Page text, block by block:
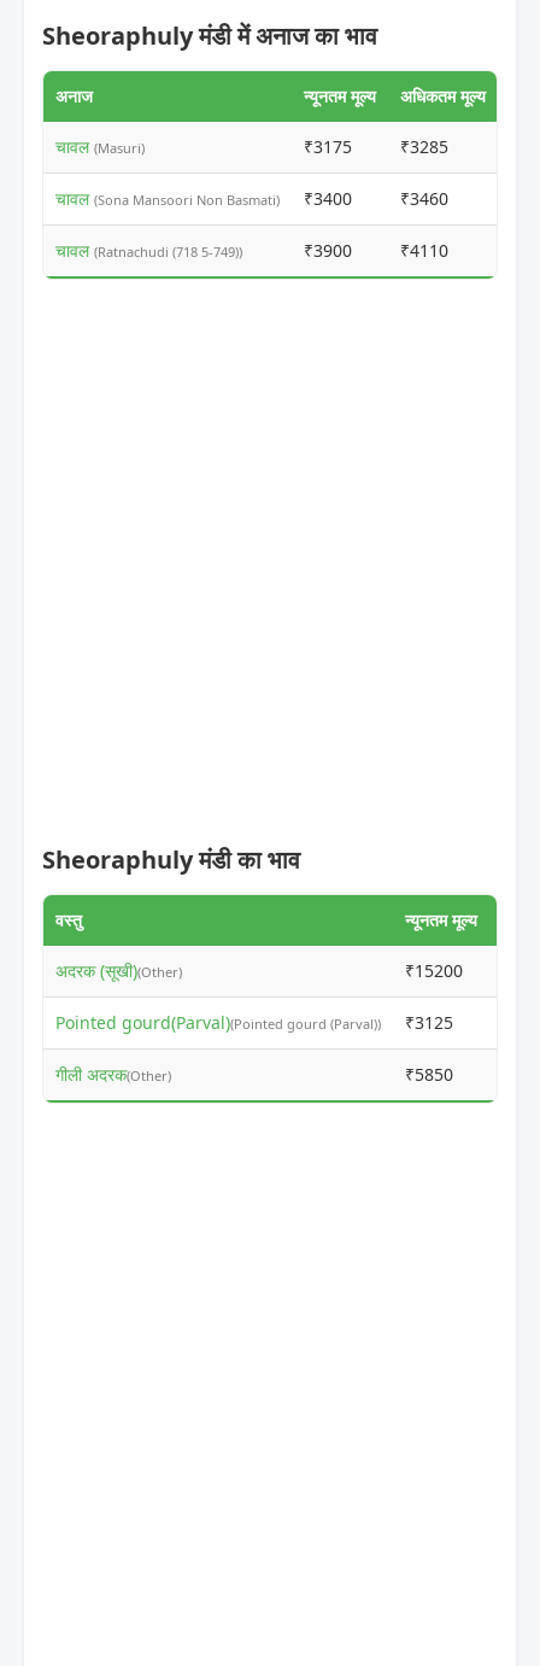
Sheoraphuly मंडी में अनाज का भाव
अनाज न्यूनतम मूल्य अधिकतम मूल्य
चावल (Masuri) ₹3175 ₹3285
चावल (Sona Mansoori Non Basmati) ₹3400 ₹3460
चावल (Ratnachudi (718 5-749)) ₹3900 ₹4110
Sheoraphuly मंडी का भाव
वस्तु न्यूनतम मूल्य
अदरक (सूखी)(Other) ₹15200
Pointed gourd(Parval)(Pointed gourd (Parval)) ₹3125
गीली अदरक(Other) ₹5850